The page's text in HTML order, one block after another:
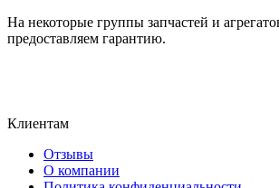
На некоторые группы запчастей и
предоставляем гарантию.
Клиентам
Отзывы
О компании